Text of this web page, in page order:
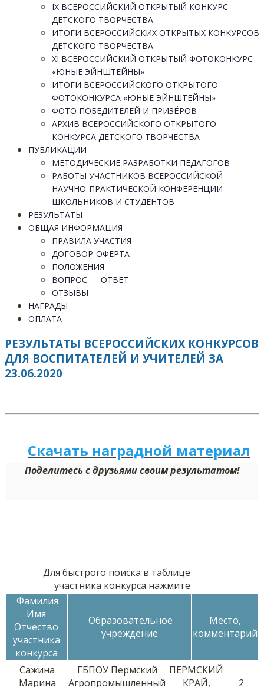
IX ВСЕРОССИЙСКИЙ ОТКРЫТЫЙ КОНКУРС
ДЕТСКОГО ТВОРЧЕСТВА
ИТОГИ ВСЕРОССИЙСКИХ ОТКРЫТЫХ КОНКУРСОВ
ДЕТСКОГО ТВОРЧЕСТВА
XI ВСЕРОССИЙСКИЙ ОТКРЫТЫЙ ФОТОКОНКУРС
«ЮНЫЕ ЭЙНШТЕЙНЫ»
ИТОГИ ВСЕРОССИЙСКОГО ОТКРЫТОГО
ФОТОКОНКУРСА «ЮНЫЕ ЭЙНШТЕЙНЫ»
ФОТО ПОБЕДИТЕЛЕЙ И ПРИЗЁРОВ
АРХИВ ВСЕРОССИЙСКОГО ОТКРЫТОГО
КОНКУРСА ДЕТСКОГО ТВОРЧЕСТВА
ПУБЛИКАЦИИ
МЕТОДИЧЕСКИЕ РАЗРАБОТКИ ПЕДАГОГОВ
РАБОТЫ УЧАСТНИКОВ ВСЕРОССИЙСКОЙ
НАУЧНО-ПРАКТИЧЕСКОЙ КОНФЕРЕНЦИИ
ШКОЛЬНИКОВ И СТУДЕНТОВ
РЕЗУЛЬТАТЫ
ОБЩАЯ ИНФОРМАЦИЯ
ПРАВИЛА УЧАСТИЯ
ДОГОВОР-ОФЕРТА
ПОЛОЖЕНИЯ
ВОПРОС — ОТВЕТ
ОТЗЫВЫ
НАГРАДЫ
ОПЛАТА
РЕЗУЛЬТАТЫ ВСЕРОССИЙСКИХ КОНКУРСОВ
ДЛЯ ВОСПИТАТЕЛЕЙ И УЧИТЕЛЕЙ ЗА
23.06.2020
Скачать наградной материал
Поделитесь с друзьями своим результатом!
Для быстрого поиска в таблице
участника конкурса нажмите
Фамилия
Имя
Отчество
участника
конкурса
Образовательное
учреждение
Место,
комментарий
Сажина
Марина
ГБПОУ Пермский
Агропромышленный
ПЕРМСКИЙ
КРАЙ,
2